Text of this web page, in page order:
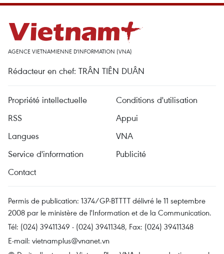
AGENCE VIETNAMIENNE D'INFORMATION (VNA)
Rédacteur en chef: TRÂN TIÊN DUÂN
Propriété intellectuelle
Conditions d'utilisation
RSS
Appui
Langues
VNA
Service d'information
Publicité
Contact
Permis de publication: 1374/GP-BTTTT délivré le 11 septembre
2008 par le ministère de l'Information et de la Communication.
Tél: (024) 39411349 - (024) 39411348, Fax: (024) 39411348
E-mail: vietnamplus@vnanet.vn